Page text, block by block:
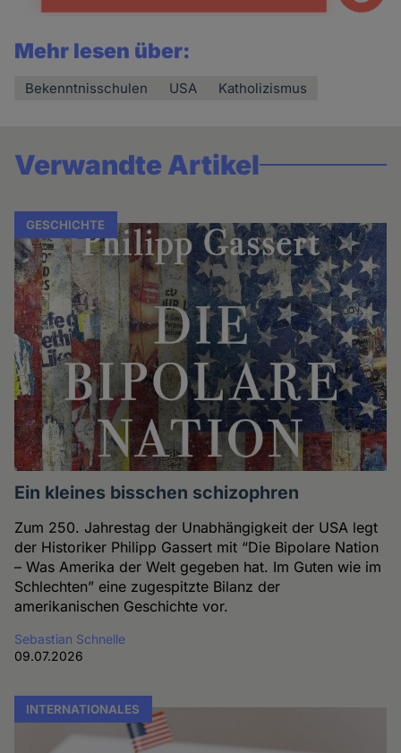
Mehr lesen über:
Bekenntnisschulen USA Katholizismus
Verwandte Artikel
GESCHICHTE
Ein kleines bisschen schizophren
Zum 250. Jahrestag der Unabhängigkeit der USA legt
der Historiker Philipp Gassert mit “Die Bipolare Nation
– Was Amerika der Welt gegeben hat. Im Guten wie im
Schlechten” eine zugespitzte Bilanz der
amerikanischen Geschichte vor.
Sebastian Schnelle
09.07.2026
INTERNATIONALES